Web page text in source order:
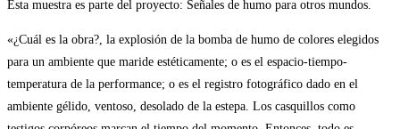
Esta muestra es parte del proyecto: Señales de humo para otros mundos.
«¿Cuál es la obra?, la explosión de la bomba de humo de colores elegidos
para un ambiente que maride estéticamente; o es el espacio-tiempo-
temperatura de la performance; o es el registro fotográfico dado en el
ambiente gélido, ventoso, desolado de la estepa. Los casquillos como